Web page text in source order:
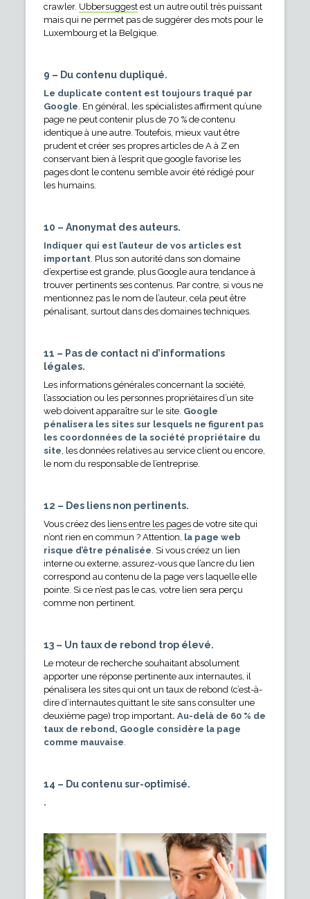
crawler. Ubbersuggestest un autre outil très puissant
mais qui ne permet pas de suggérer des mots pour le
Luxembourg et la Belgique.
9 – Du contenu dupliqué.
Le duplicate content est toujours traqué par
Google. En général, les spécialistes affirment qu’une
page ne peut contenir plus de 70 % de contenu
identique à une autre. Toutefois, mieux vaut être
prudent et créer ses propres articles de A à Z en
conservant bien à l’esprit que google favorise les
pages dont le contenu semble avoir été rédigé pour
les humains.
10 – Anonymat des auteurs.
Indiquer qui est l’auteur de vos articles est
important. Plus son autorité dans son domaine
d’expertise est grande, plus Google aura tendance à
trouver pertinents ses contenus. Par contre, si vous ne
mentionnez pas le nom de l’auteur, cela peut être
pénalisant, surtout dans des domaines techniques.
11 – Pas de contact ni d’informations
légales.
Les informations générales concernant la société,
l’association ou les personnes propriétaires d’un site
web doivent apparaître sur le site. Google
pénalisera les sites sur lesquels ne figurent pas
les coordonnées de la société propriétaire du
site, les données relatives au service client ou encore,
le nom du responsable de l’entreprise.
12 – Des liens non pertinents.
Vous créez des liens entre les pagesde votre site qui
n’ont rien en commun ? Attention, la page web
risque d’être pénalisée. Si vous créez un lien
interne ou externe, assurez-vous que l’ancre du lien
correspond au contenu de la page vers laquelle elle
pointe. Si ce n’est pas le cas, votre lien sera perçu
comme non pertinent.
13 – Un taux de rebond trop élevé.
Le moteur de recherche souhaitant absolument
apporter une réponse pertinente aux internautes, il
pénalisera les sites qui ont un taux de rebond (c’est-à-
dire d’internautes quittant le site sans consulter une
deuxième page) trop important. Au-delà de 60 % de
taux de rebond, Google considère la page
comme mauvaise.
14 – Du contenu sur-optimisé.
.